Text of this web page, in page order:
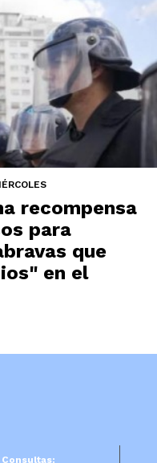
recompensa
para
que
en el
Consultas: